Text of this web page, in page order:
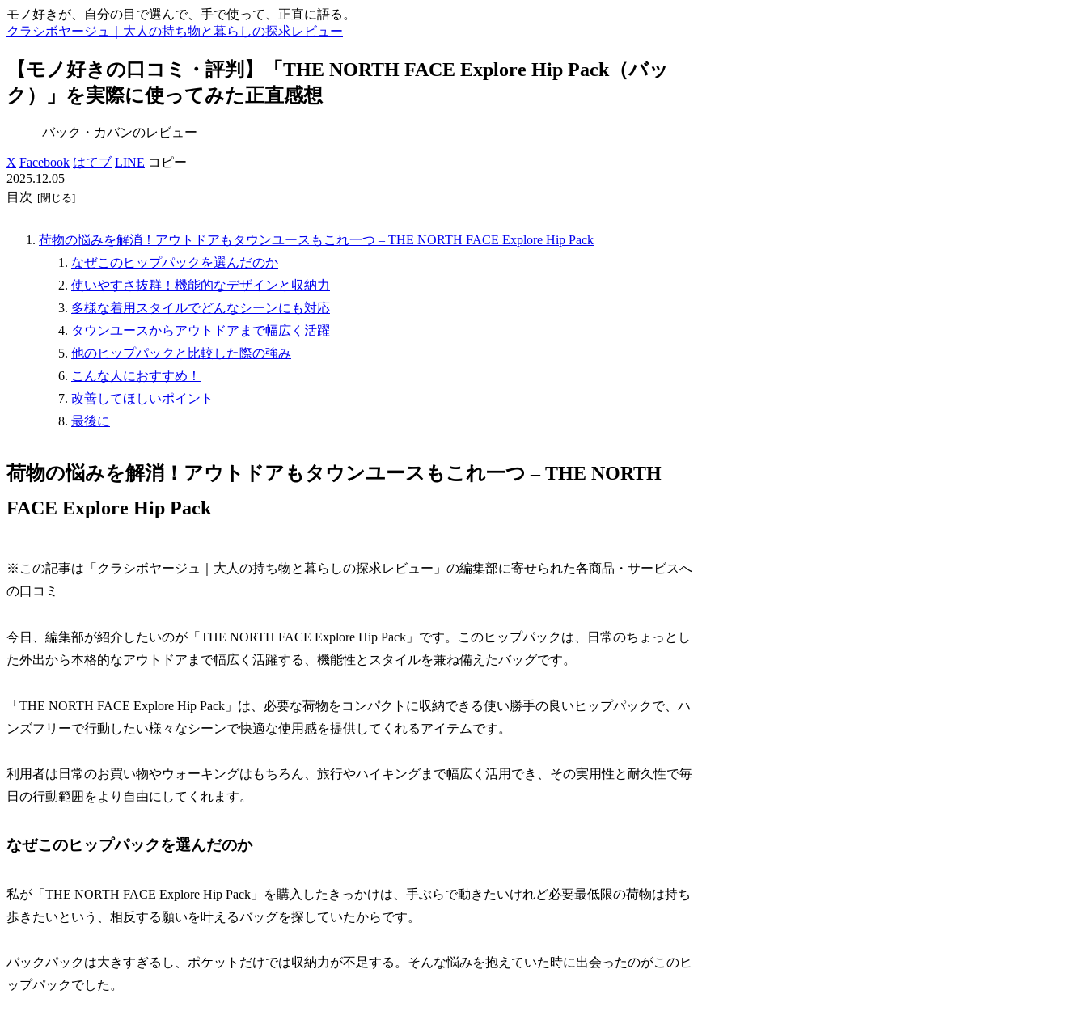
モノ好きが、自分の目で選んで、手で使って、正直に語る。
クラシボヤージュ｜大人の持ち物と暮らしの探求レビュー
【モノ好きの口コミ・評判】「THE NORTH FACE Explore Hip Pack（バッ
ク）」を実際に使ってみた正直感想
バック・カバンのレビュー
X Facebook はてブ LINE コピー
2025.12.05
目次
荷物の悩みを解消！アウトドアもタウンユースもこれ一つ – THE NORTH FACE Explore Hip Pack
なぜこのヒップパックを選んだのか
使いやすさ抜群！機能的なデザインと収納力
多様な着用スタイルでどんなシーンにも対応
タウンユースからアウトドアまで幅広く活躍
他のヒップパックと比較した際の強み
こんな人におすすめ！
改善してほしいポイント
最後に
荷物の悩みを解消！アウトドアもタウンユースもこれ一つ – THE NORTH
FACE Explore Hip Pack
※この記事は「クラシボヤージュ｜大人の持ち物と暮らしの探求レビュー」の編集部に寄せられた各商品・サービスへ
の口コミ
今日、編集部が紹介したいのが「THE NORTH FACE Explore Hip Pack」です。このヒップパックは、日常のちょっとし
た外出から本格的なアウトドアまで幅広く活躍する、機能性とスタイルを兼ね備えたバッグです。
「THE NORTH FACE Explore Hip Pack」は、必要な荷物をコンパクトに収納できる使い勝手の良いヒップパックで、ハ
ンズフリーで行動したい様々なシーンで快適な使用感を提供してくれるアイテムです。
利用者は日常のお買い物やウォーキングはもちろん、旅行やハイキングまで幅広く活用でき、その実用性と耐久性で毎
日の行動範囲をより自由にしてくれます。
なぜこのヒップパックを選んだのか
私が「THE NORTH FACE Explore Hip Pack」を購入したきっかけは、手ぶらで動きたいけれど必要最低限の荷物は持ち
歩きたいという、相反する願いを叶えるバッグを探していたからです。
バックパックは大きすぎるし、ポケットだけでは収納力が不足する。そんな悩みを抱えていた時に出会ったのがこのヒ
ップパックでした。